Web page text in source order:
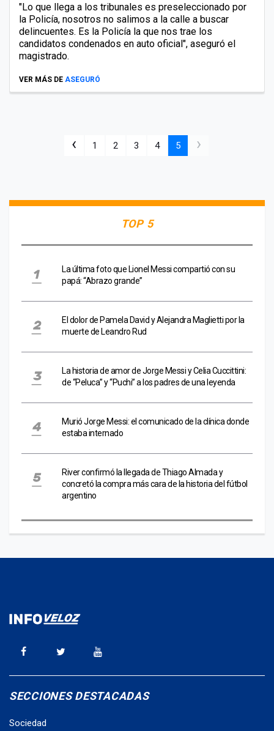
"Lo que llega a los tribunales es preseleccionado por
la Policía, nosotros no salimos a la calle a buscar
delincuentes. Es la Policía la que nos trae los
candidatos condenados en auto oficial", aseguró el
magistrado.
VER MÁS DE ASEGURÓ
‹ 1 2 3 4 5 ›
TOP 5
La última foto que Lionel Messi compartió con su
papá: “Abrazo grande”
El dolor de Pamela David y Alejandra Maglietti por la
muerte de Leandro Rud
La historia de amor de Jorge Messi y Celia Cuccittini:
de “Peluca” y “Puchi” a los padres de una leyenda
Murió Jorge Messi: el comunicado de la clínica donde
estaba internado
River confirmó la llegada de Thiago Almada y
concretó la compra más cara de la historia del fútbol
argentino
SECCIONES DESTACADAS
Sociedad